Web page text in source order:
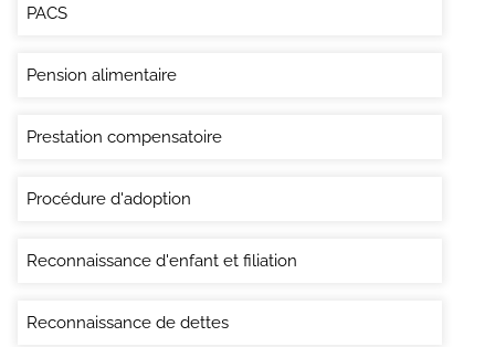
PACS
Pension alimentaire
Prestation compensatoire
Procédure d'adoption
Reconnaissance d'enfant et filiation
Reconnaissance de dettes